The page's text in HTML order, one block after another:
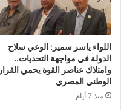
اللواء ياسر سمير: الوعي سلاح
الدولة في مواجهة التحديات..
وامتلاك عناصر القوة يحمي القرار
الوطني المصري
منذ 7 أيام